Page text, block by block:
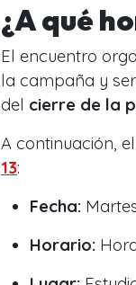
¿A qué
El encuentro
la campaña y
del cierre de la
A continuación,
13:
Fecha:
Horario: